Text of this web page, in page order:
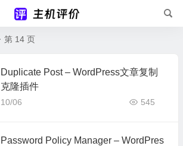
第 14 页
Duplicate Post – WordPress文章复制
克隆插件
10/06 545
Password Policy Manager – WordPres